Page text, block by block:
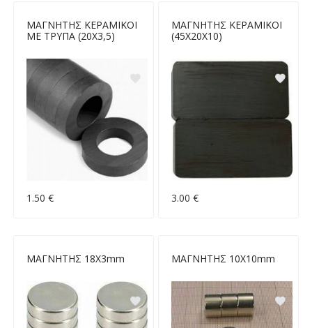
ΜΑΓΝΗΤΗΣ ΚΕΡΑΜΙΚΟΙ
ΜΕ ΤΡΥΠΑ (20Χ3,5)
1.50 €
ΜΑΓΝΗΤΗΣ ΚΕΡΑΜΙΚΟΙ
(45Χ20Χ10)
3.00 €
ΜΑΓΝΗΤΗΣ 18Χ3mm ΜΑΓΝΗΤΗΣ 10Χ10mm